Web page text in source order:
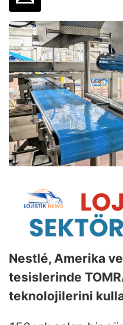
Nestlé, Amerika
tesislerinde
teknolojilerini